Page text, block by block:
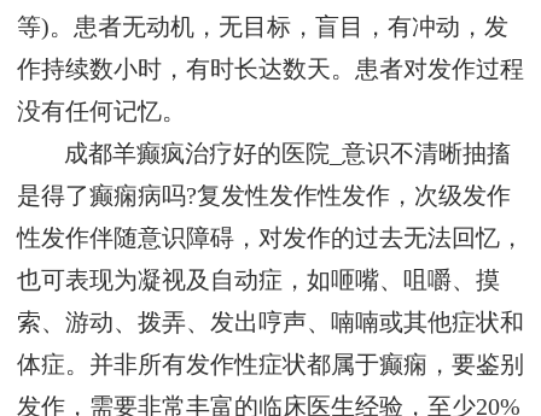
等)。患者无动机，无目标，盲目，有冲动，发
作持续数小时，有时长达数天。患者对发作过程
没有任何记忆。
成都羊癫疯治疗好的医院_意识不清晰抽搐
是得了癫痫病吗?复发性发作性发作，次级发作
性发作伴随意识障碍，对发作的过去无法回忆，
也可表现为凝视及自动症，如咂嘴、咀嚼、摸
索、游动、拨弄、发出哼声、喃喃或其他症状和
体症。并非所有发作性症状都属于癫痫，要鉴别
发作，需要非常丰富的临床医生经验，至少20%